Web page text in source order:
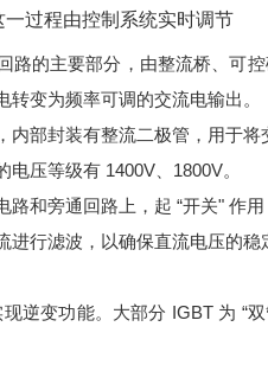
一过程由控制系统实时调节
路的主要部分，由整流桥、可
变为频率可调的交流电输出。
内部封装有整流二极管，用于
压等级有 1400V、1800V。
和旁通回路上，起 “开关" 作用
进行滤波，以确保直流电压的
逆变功能。大部分 IGBT 为 “